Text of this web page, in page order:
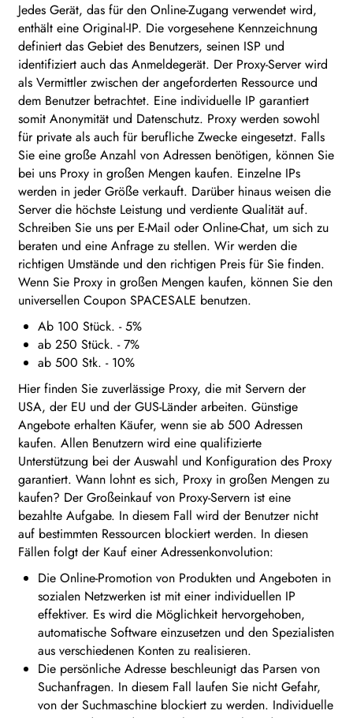
Jedes Gerät, das für den Online-Zugang verwendet wird,
enthält eine Original-IP. Die vorgesehene Kennzeichnung
definiert das Gebiet des Benutzers, seinen ISP und
identifiziert auch das Anmeldegerät. Der Proxy-Server wird
als Vermittler zwischen der angeforderten Ressource und
dem Benutzer betrachtet. Eine individuelle IP garantiert
somit Anonymität und Datenschutz. Proxy werden sowohl
für private als auch für berufliche Zwecke eingesetzt. Falls
Sie eine große Anzahl von Adressen benötigen, können Sie
bei uns Proxy in großen Mengen kaufen. Einzelne IPs
werden in jeder Größe verkauft. Darüber hinaus weisen die
Server die höchste Leistung und verdiente Qualität auf.
Schreiben Sie uns per E-Mail oder Online-Chat, um sich zu
beraten und eine Anfrage zu stellen. Wir werden die
richtigen Umstände und den richtigen Preis für Sie finden.
Wenn Sie Proxy in großen Mengen kaufen, können Sie den
universellen Coupon SPACESALE benutzen.
Ab 100 Stück. - 5%
ab 250 Stück. - 7%
ab 500 Stk. - 10%
Hier finden Sie zuverlässige Proxy, die mit Servern der
USA, der EU und der GUS-Länder arbeiten. Günstige
Angebote erhalten Käufer, wenn sie ab 500 Adressen
kaufen. Allen Benutzern wird eine qualifizierte
Unterstützung bei der Auswahl und Konfiguration des Proxy
garantiert. Wann lohnt es sich, Proxy in großen Mengen zu
kaufen? Der Großeinkauf von Proxy-Servern ist eine
bezahlte Aufgabe. In diesem Fall wird der Benutzer nicht
auf bestimmten Ressourcen blockiert werden. In diesen
Fällen folgt der Kauf einer Adressenkonvolution:
Die Online-Promotion von Produkten und Angeboten in
sozialen Netzwerken ist mit einer individuellen IP
effektiver. Es wird die Möglichkeit hervorgehoben,
automatische Software einzusetzen und den Spezialisten
aus verschiedenen Konten zu realisieren.
Die persönliche Adresse beschleunigt das Parsen von
Suchanfragen. In diesem Fall laufen Sie nicht Gefahr,
von der Suchmaschine blockiert zu werden. Individuelle